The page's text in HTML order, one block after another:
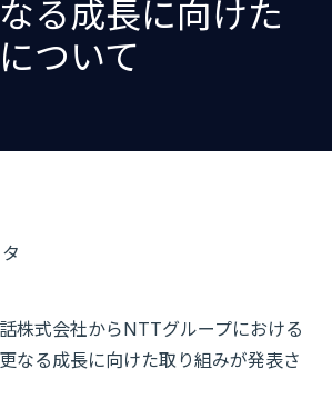
る成長に向けた
ついて
株式会社からNTTグループにおける
なる成長に向けた取り組みが発表さ